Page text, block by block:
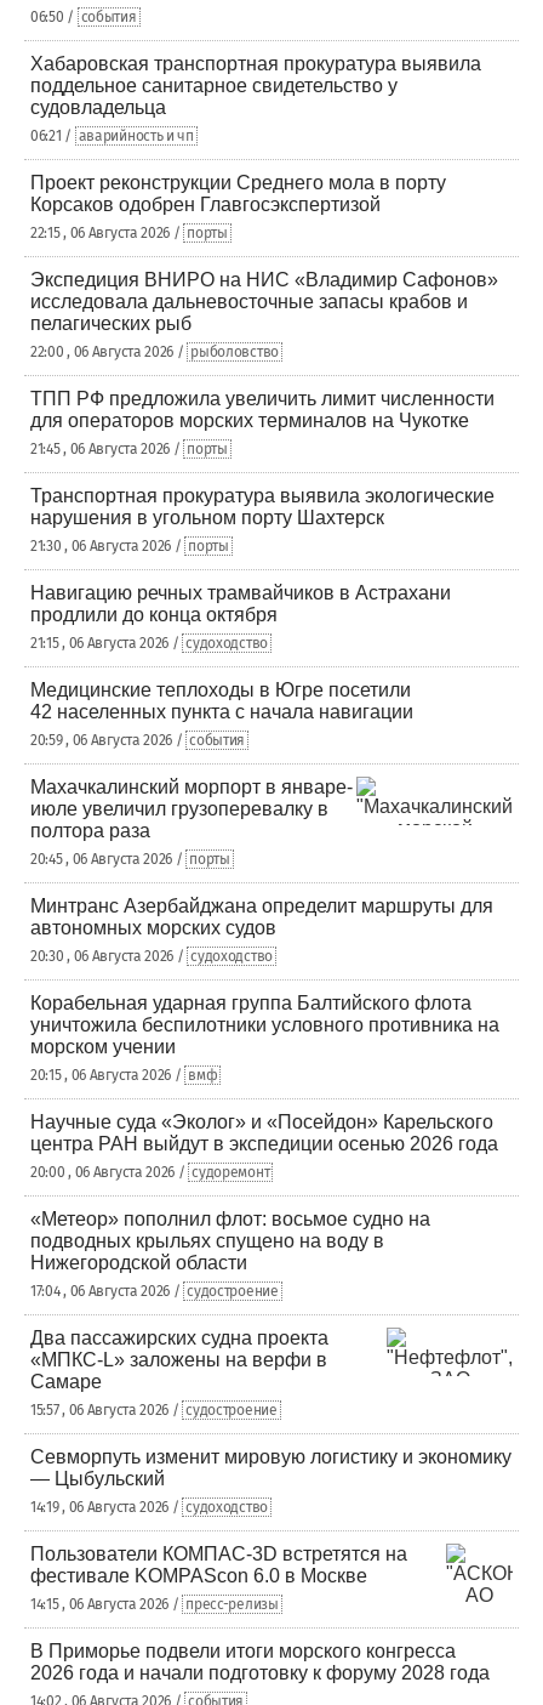
06:50 / события
Хабаровская транспортная прокуратура выявила
поддельное санитарное свидетельство у
судовладельца
06:21 / аварийность и чп
Проект реконструкции Среднего мола в порту
Корсаков одобрен Главгосэкспертизой
22:15 , 06 Августа 2026 / порты
Экспедиция ВНИРО на НИС «Владимир Сафонов»
исследовала дальневосточные запасы крабов и
пелагических рыб
22:00 , 06 Августа 2026 / рыболовство
ТПП РФ предложила увеличить лимит численности
для операторов морских терминалов на Чукотке
21:45 , 06 Августа 2026 / порты
Транспортная прокуратура выявила экологические
нарушения в угольном порту Шахтерск
21:30 , 06 Августа 2026 / порты
Навигацию речных трамвайчиков в Астрахани
продлили до конца октября
21:15 , 06 Августа 2026 / судоходство
Медицинские теплоходы в Югре посетили
42 населенных пункта с начала навигации
20:59 , 06 Августа 2026 / события
Махачкалинский морпорт в январе-
июле увеличил грузоперевалку в
полтора раза
20:45 , 06 Августа 2026 / порты
Минтранс Азербайджана определит маршруты для
автономных морских судов
20:30 , 06 Августа 2026 / судоходство
Корабельная ударная группа Балтийского флота
уничтожила беспилотники условного противника на
морском учении
20:15 , 06 Августа 2026 / вмф
Научные суда «Эколог» и «Посейдон» Карельского
центра РАН выйдут в экспедиции осенью 2026 года
20:00 , 06 Августа 2026 / судоремонт
«Метеор» пополнил флот: восьмое судно на
подводных крыльях спущено на воду в
Нижегородской области
17:04 , 06 Августа 2026 / судостроение
Два пассажирских судна проекта
«МПКС-L» заложены на верфи в
Самаре
15:57 , 06 Августа 2026 / судостроение
Севморпуть изменит мировую логистику и экономику
— Цыбульский
14:19 , 06 Августа 2026 / судоходство
Пользователи КОМПАС-3D встретятся на
фестивале KOMPAScon 6.0 в Москве
14:15 , 06 Августа 2026 / пресс-релизы
В Приморье подвели итоги морского конгресса
2026 года и начали подготовку к форуму 2028 года
14:02 , 06 Августа 2026 / события